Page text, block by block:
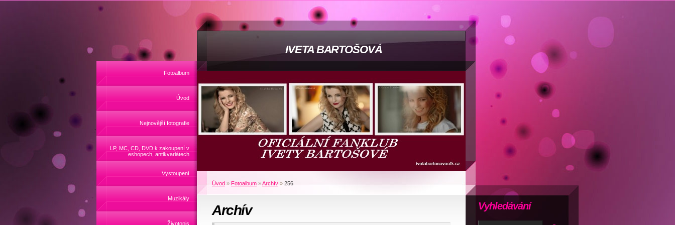
IVETA BARTOŠOVÁ
Fotoalbum
Úvod
Nejnovější fotografie
LP, MC, CD, DVD k zakoupení v
eshopech, antikvariátech
Vystoupení
Muzikály
Životopis
Úvod » Fotoalbum »Archív » 256
Archív Vyhledávání